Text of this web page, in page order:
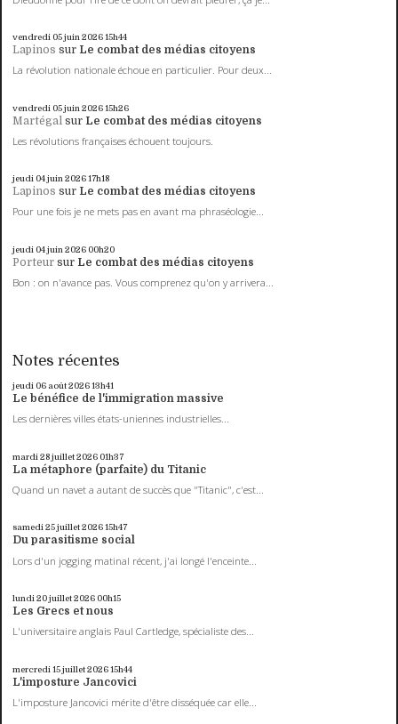
vendredi 05juin 202615h44
Lapinos sur Le combat des médias citoyens
La révolution nationale échoue en particulier. Pour deux...
vendredi 05juin 202615h26
Martégal sur Le combat des médias citoyens
Les révolutions françaises échouent toujours.
jeudi 04juin 202617h18
Lapinos sur Le combat des médias citoyens
Pour une fois je ne mets pas en avant ma phraséologie...
jeudi 04juin 2026 00h20
Porteur sur Le combat des médias citoyens
Bon : on n'avance pas. Vous comprenez qu'on y arrivera...
Notes récentes
jeudi 06 août 202613h41
Le bénéfice de l'immigration massive
Les dernières villes états-uniennes industrielles...
mardi 28juillet 2026 01h37
La métaphore (parfaite) du Titanic
Quand un navet a autant de succès que "Titanic", c'est...
samedi 25juillet 202615h47
Du parasitisme social
Lors d'un jogging matinal récent, j'ai longé l'enceinte...
lundi 20juillet 2026 00h15
Les Grecs et nous
L'universitaire anglais Paul Cartledge, spécialiste des...
mercredi 15juillet 202615h44
L'imposture Jancovici
L'imposture Jancovici mérite d'être disséquée car elle...